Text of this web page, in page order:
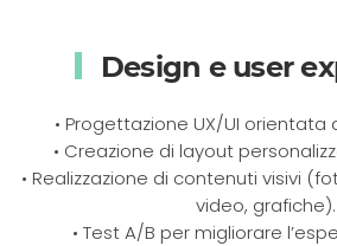
Design e user
• Progettazione UX/UI orientata
• Creazione di layout
• Realizzazione di contenuti visivi
video, grafiche).
• Test A/B per migliorare